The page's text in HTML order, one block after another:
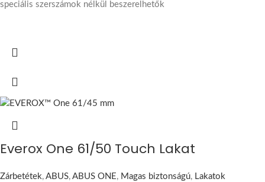
speciális szerszámok nélkül beszerelhetők
Everox One 61/50 Touch Lakat
Zárbetétek, ABUS, ABUS ONE, Magas biztonságú, Lakatok